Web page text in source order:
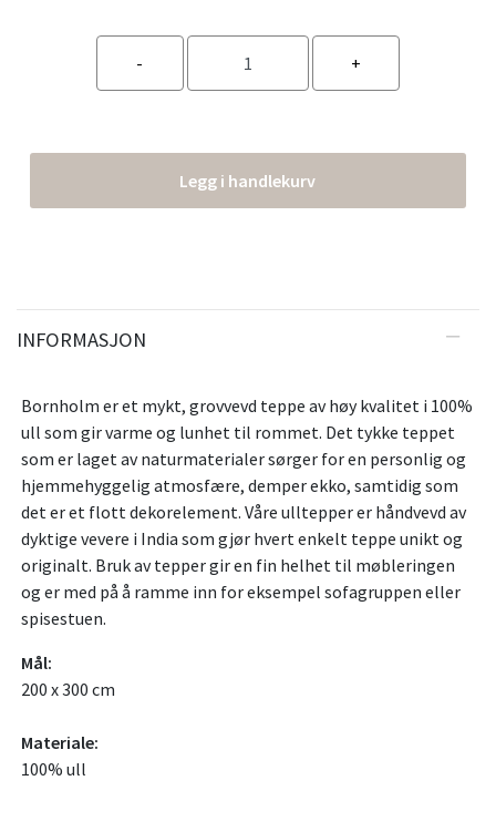
Legg i handlekurv
INFORMASJON
Bornholm er et mykt, grovvevd teppe av høy kvalitet i 100%
ull som gir varme og lunhet til rommet. Det tykke teppet
som er laget av naturmaterialer sørger for en personlig og
hjemmehyggelig atmosfære, demper ekko, samtidig som
det er et flott dekorelement. Våre ulltepper er håndvevd av
dyktige vevere i India som gjør hvert enkelt teppe unikt og
originalt. Bruk av tepper gir en fin helhet til møbleringen
og er med på å ramme inn for eksempel sofagruppen eller
spisestuen.
Mål:
200 x 300 cm
Materiale:
100% ull